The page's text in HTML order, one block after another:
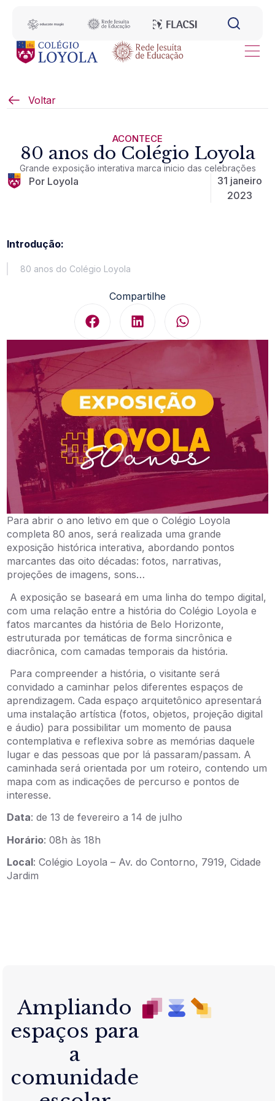
Voltar
ACONTECE
80 anos do Colégio Loyola
Grande exposição interativa marca inicio das celebrações
Por Loyola
31 janeiro
2023
Introdução:
80 anos do Colégio Loyola
Compartilhe
Para abrir o ano letivo em que o Colégio Loyola
completa 80 anos, será realizada uma grande
exposição histórica interativa, abordando pontos
marcantes das oito décadas: fotos, narrativas,
projeções de imagens, sons…
A exposição se baseará em uma linha do tempo digital,
com uma relação entre a história do Colégio Loyola e
fatos marcantes da história de Belo Horizonte,
estruturada por temáticas de forma sincrônica e
diacrônica, com camadas temporais da história.
Para compreender a história, o visitante será
convidado a caminhar pelos diferentes espaços de
aprendizagem. Cada espaço arquitetônico apresentará
uma instalação artística (fotos, objetos, projeção digital
e áudio) para possibilitar um momento de pausa
contemplativa e reflexiva sobre as memórias daquele
lugar e das pessoas que por lá passaram/passam. A
caminhada será orientada por um roteiro, contendo um
mapa com as indicações de percurso e pontos de
interesse.
Data: de 13 de fevereiro a 14 de julho
Horário: 08h às 18h
Local: Colégio Loyola – Av. do Contorno, 7919, Cidade
Jardim
Ampliando
espaços para
a
comunidade